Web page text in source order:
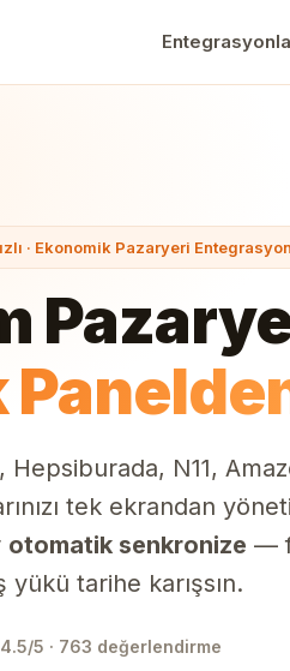
· Ekonomik Pazaryeri
Hepsiburada, N11,
tek ekrandan
otomatik senkronize —
yükü tarihe karışsın.
4.5/5 · 763 değerlendirme